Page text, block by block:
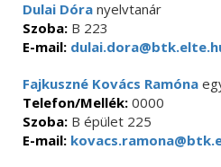
Dulai Dóra nyelvtanár
Szoba: B 223
E-mail:
Fajkuszné Kovács Ramóna
Telefon/Mellék: 0000
Szoba: B épület 225
E-mail: